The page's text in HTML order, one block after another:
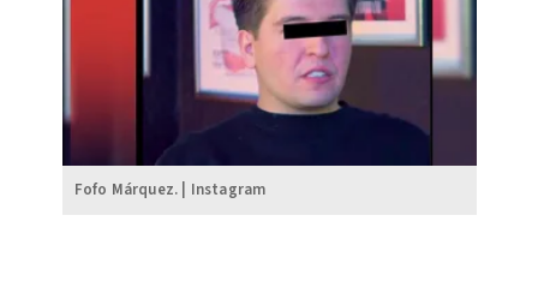
Fofo Márquez. | Instagram